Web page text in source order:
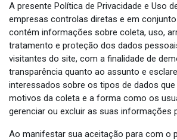
A presente Política de Privacidade e Uso
empresas controlas diretas e em conjunto
contém informações sobre coleta, uso,
tratamento e proteção dos dados
visitantes do site, com a finalidade de
transparência quanto ao assunto e
interessados sobre os tipos de dados
motivos da coleta e a forma como os
gerenciar ou excluir as suas informações
Ao manifestar sua aceitação para com o